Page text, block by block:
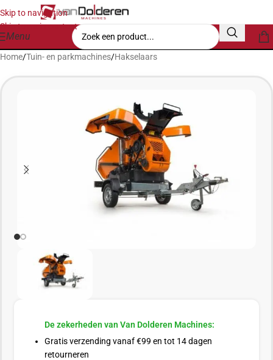
Skip to navigation
Skip to main content
Menu
Home/Tuin- en parkmachines/Hakselaars
De zekerheden van Van Dolderen Machines:
Gratis verzending vanaf €99 en tot 14 dagen
retourneren